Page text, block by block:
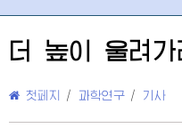
더 높이 울려가
첫페지 / 과학연구 / 기사